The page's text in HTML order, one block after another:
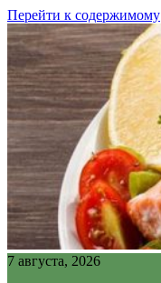
Перейти к содержимому
7 августа, 2026